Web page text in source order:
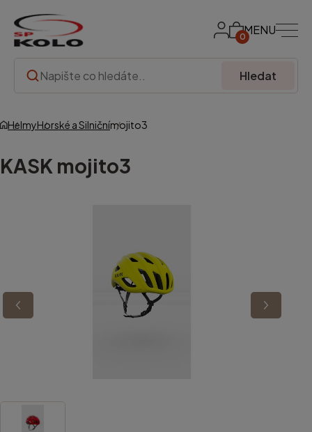
0MENU
Hledat
HelmyHorské a Silničnímojito3
KASK mojito3